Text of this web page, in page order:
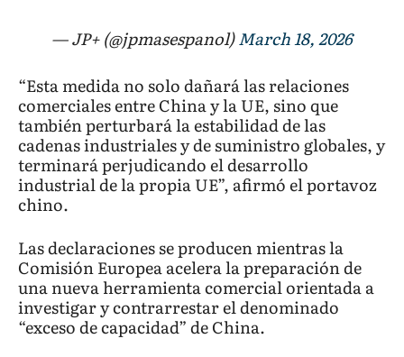
— JP+ (@jpmasespanol)March 18, 2026
“Esta medida no solo dañará las relaciones
comerciales entre China y la UE, sino que
también perturbará la estabilidad de las
cadenas industriales y de suministro globales, y
terminará perjudicando el desarrollo
industrial de la propia UE”, afirmó el portavoz
chino.
Las declaraciones se producen mientras la
Comisión Europea acelera la preparación de
una nueva herramienta comercial orientada a
investigar y contrarrestar el denominado
“exceso de capacidad” de China.